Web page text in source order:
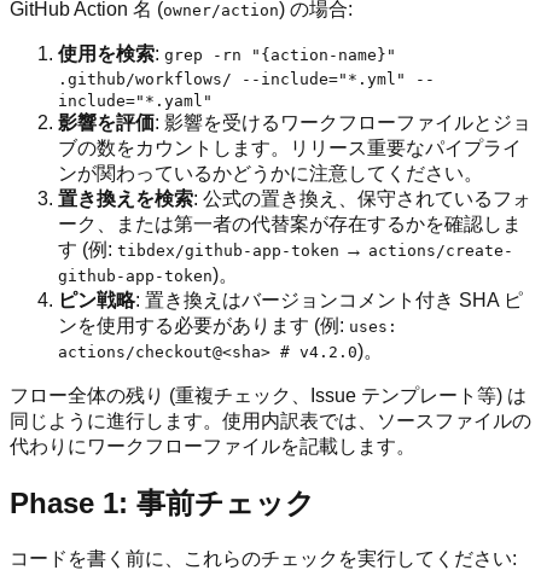
GitHub Action 名 (owner/action) の場合:
使用を検索: grep -rn "{action-name}"
.github/workflows/ --include="*.yml" --
include="*.yaml"
影響を評価: 影響を受けるワークフローファイルとジョ
ブの数をカウントします。リリース重要なパイプライ
ンが関わっているかどうかに注意してください。
置き換えを検索: 公式の置き換え、保守されているフォ
ーク、または第一者の代替案が存在するかを確認しま
す (例: tibdex/github-app-token → actions/create-
github-app-token)。
ピン戦略: 置き換えはバージョンコメント付き SHA ピ
ンを使用する必要があります (例: uses:
actions/checkout@<sha> # v4.2.0)。
フロー全体の残り (重複チェック、Issue テンプレート等) は
同じように進行します。使用内訳表では、ソースファイルの
代わりにワークフローファイルを記載します。
Phase 1: 事前チェック
コードを書く前に、これらのチェックを実行してください: